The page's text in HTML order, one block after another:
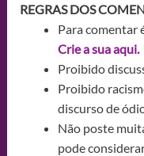
REGRAS DOS
Para comentar
Crie a sua aqui.
Proibido
Proibido
discurso de
Não poste
pode